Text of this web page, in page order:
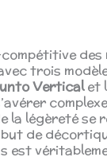
des
trois
Verticalet
la légèreté
de
est